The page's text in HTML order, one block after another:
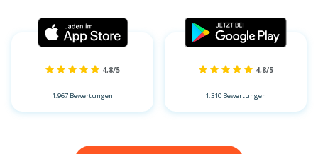
4,8/5
1.967 Bewertungen
4,8/5
1.310 Bewertungen